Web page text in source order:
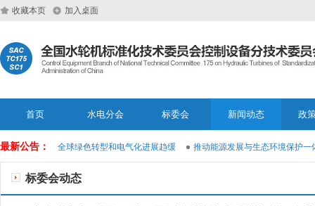
收藏本页 加入桌面
首页 水电分会 标委会 新闻动态 政
最新公告：
发布报告：全球绿色转型和电气化进展趋缓 推动能源发展与生态环境保护一体
标委会动态